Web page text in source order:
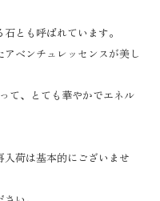
とも呼ばれています。
ベンチュレッセンスが美し
て、とても華やかでエネル
荷は基本的にございませ